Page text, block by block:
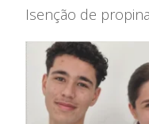
Isenção de